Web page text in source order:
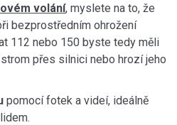
volání, myslete na to, že
bezprostředním ohrožení
112 nebo 150 byste tedy měli
přes silnici nebo hrozí jeho
pomocí fotek a videí, ideálně